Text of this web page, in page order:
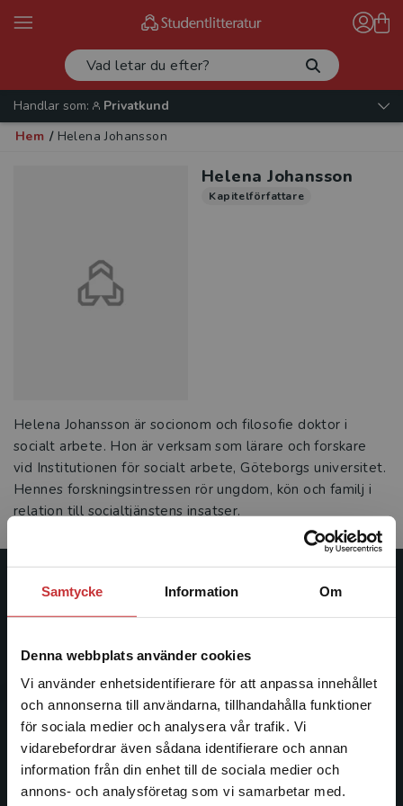
Samtycke Information Om
Denna webbplats använder cookies
Vi använder enhetsidentifierare för att anpassa innehållet
och annonserna till användarna, tillhandahålla funktioner
för sociala medier och analysera vår trafik. Vi
vidarebefordrar även sådana identifierare och annan
information från din enhet till de sociala medier och
annons- och analysföretag som vi samarbetar med.
Begränsad fraktregion
Handlar som:
Privatkund
Hem / Helena Johansson
Helena Johansson
Kapitelförfattare
Helena Johansson är socionom och filosofie doktor i
socialt arbete. Hon är verksam som lärare och forskare
vid Institutionen för socialt arbete, Göteborgs universitet.
Hennes forskningsintressen rör ungdom, kön och familj i
relation till socialtjänstens insatser.
Studentlitteratur
ledande utbildningsförlag. Med läromedel, kurslitteratur,
facklitteratur, utbildningar och digitala
informationstjänster i utbudet, finns Studentlitteratur med
längs hela kunskapsresan.
Kontakta oss